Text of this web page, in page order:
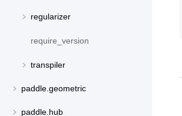
regularizer
require_version
transpiler
paddle.geometric
paddle.hub